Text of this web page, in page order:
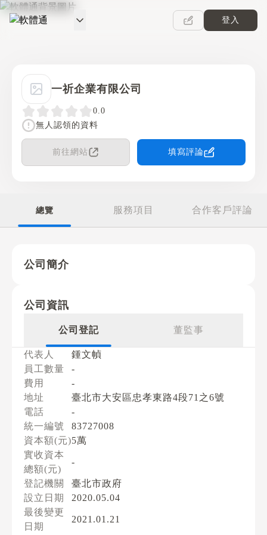
軟體通
登入
一祈企業有限公司
0.0
無人認領的資料
前往網站 填寫評論
總覽 服務項目 合作客戶評論
公司簡介
公司資訊
公司登記 董監事
代表人
鍾文幀
員工數量
-
費用
-
地址
臺北市大安區忠孝東路4段71之6號
電話
-
統一編號
83727008
資本額(元)5萬
實收資本
總額(元)
-
登記機關
臺北市政府
設立日期
2020.05.04
最後變更
日期
2021.01.21